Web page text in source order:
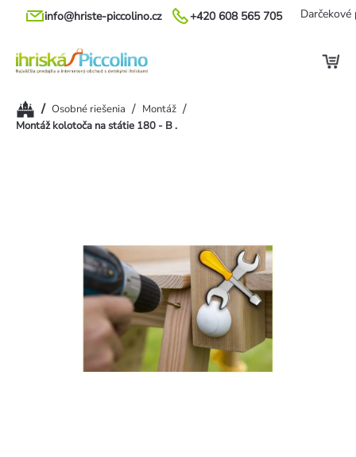
Prejsť
+420 608 565 705
info@hriste-piccolino.cz Darčekové
Domov
/ Osobné riešenia / Montáž /
Montáž kolotoča na státie 180 - B .